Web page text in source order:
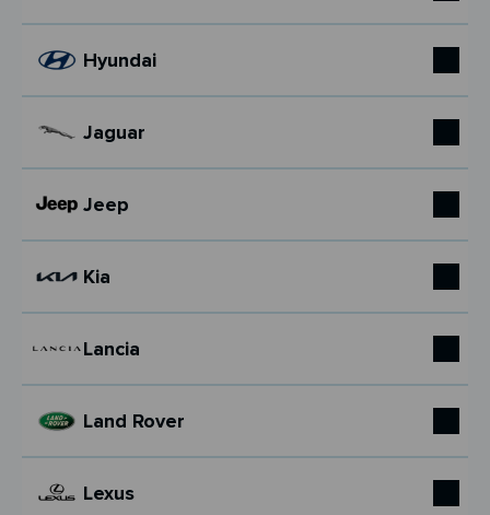
Hyundai
Jaguar
Jeep
Kia
Lancia
Land Rover
Lexus